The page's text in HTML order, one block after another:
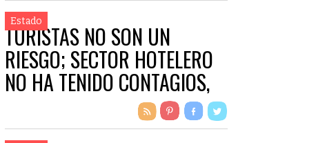
Estado
TURISTAS NO SON UN
RIESGO; SECTOR HOTELERO
NO HA TENIDO CONTAGIOS,